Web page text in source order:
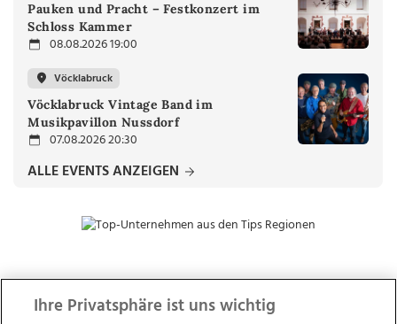
Pauken und Pracht – Festkonzert im
Schloss Kammer
08.08.2026 19:00
Vöcklabruck
Vöcklabruck Vintage Band im
Musikpavillon Nussdorf
07.08.2026 20:30
ALLE EVENTS ANZEIGEN
ZUR NACHRICHTENÜBERSICHT
Ihre Privatsphäre ist uns wichtig